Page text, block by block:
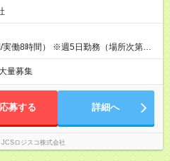
)※元建築関係 1日150個配達×25日勤務
働8時間） ※週5日勤務（場所次第で
によって時間外での勤務可能性有り ※
り ※配達が完了次第、帰社OKです
量募集
応募する 詳細へ
JCSロジスコ株式会社